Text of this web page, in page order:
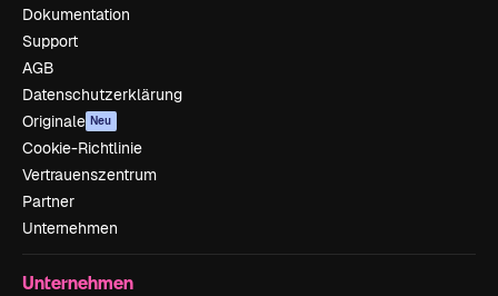
Dokumentation
Support
AGB
Datenschutzerklärung
Originale Neu
Cookie-Richtlinie
Vertrauenszentrum
Partner
Unternehmen
Unternehmen